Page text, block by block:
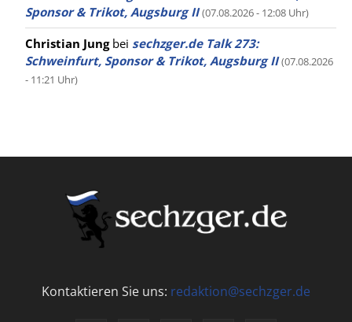
Sponsor & Trikot, Augsburg II (07.08.2026 - 12:08 Uhr)
Christian Jungbei sechzger.de Talk 273:
Schweinfurt, Sponsor & Trikot, Augsburg II (07.08.2026
- 11:21 Uhr)
Kontaktieren Sie uns: redaktion@sechzger.de